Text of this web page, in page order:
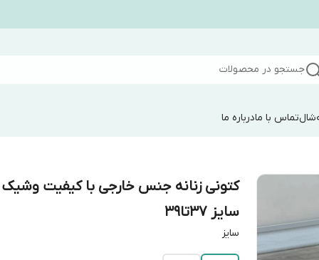
جستجو در محصولات
شالتماس با مادرباره ما
کتونی زنانه جنس خارجی با کیفیت وشیک
سایز ۳۷تا۳۹
سایز